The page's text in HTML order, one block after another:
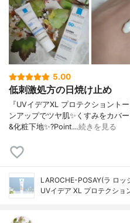
5.00
低刺激処方の日焼け止め
『UVイデアXL プロテクショント
ンアップでツヤ肌✨くすみをカバ
&化粧下地✨?Point…続きを見る
LAROCHE-POSAY(ラ ロッ
UVイデア XL プロテクショ